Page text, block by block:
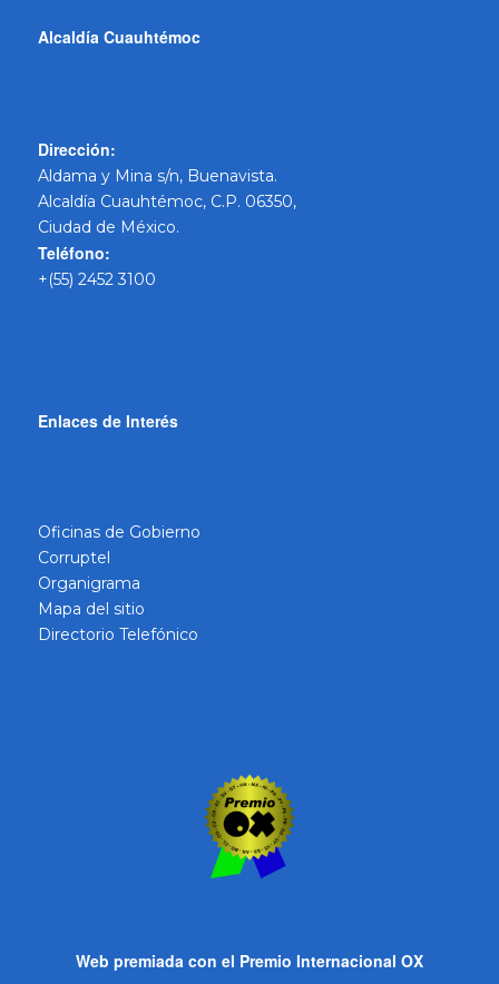
Alcaldía Cuauhtémoc
Dirección:
Aldama y Mina s/n, Buenavista.
Alcaldía Cuauhtémoc, C.P. 06350,
Ciudad de México.
Teléfono:
+(55) 2452 3100
Enlaces de Interés
Oficinas de Gobierno
Corruptel
Organigrama
Mapa del sitio
Directorio Telefónico
Web premiada con el Premio Internacional OX